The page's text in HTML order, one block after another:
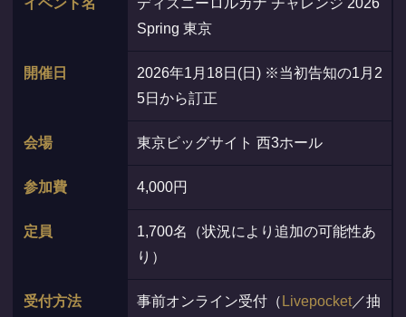
Spring 東京
開催日
2026年1月18日(日) ※当初告知の1月2
5日から訂正
会場 東京ビッグサイト 西3ホール
参加費 4,000円
定員
1,700名（状況により追加の可能性あ
り）
受付方法 事前オンライン受付（ Livepocket／抽